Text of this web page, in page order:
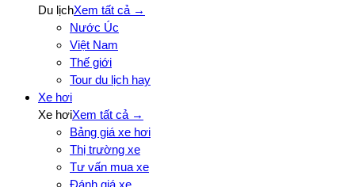
Du lịchXem tất cả →
Nước Úc
Việt Nam
Thế giới
Tour du lịch hay
Xe hơi
Xe hơiXem tất cả →
Bảng giá xe hơi
Thị trường xe
Tư vấn mua xe
Đánh giá xe